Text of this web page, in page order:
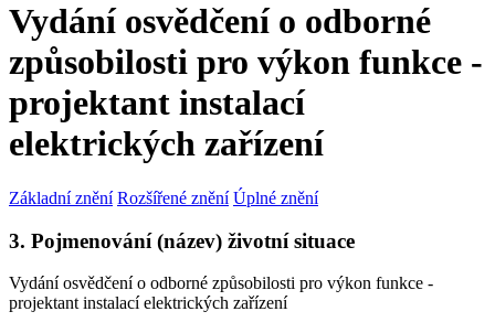
Vydání osvědčení o odborné
způsobilosti pro výkon funkce -
projektant instalací
elektrických zařízení
Základní znění Rozšířené znění Úplné znění
3. Pojmenování (název) životní situace
Vydání osvědčení o odborné způsobilosti pro výkon funkce -
projektant instalací elektrických zařízení